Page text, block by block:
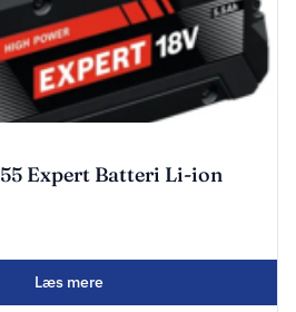
Expert Batteri Li-ion
Læs mere